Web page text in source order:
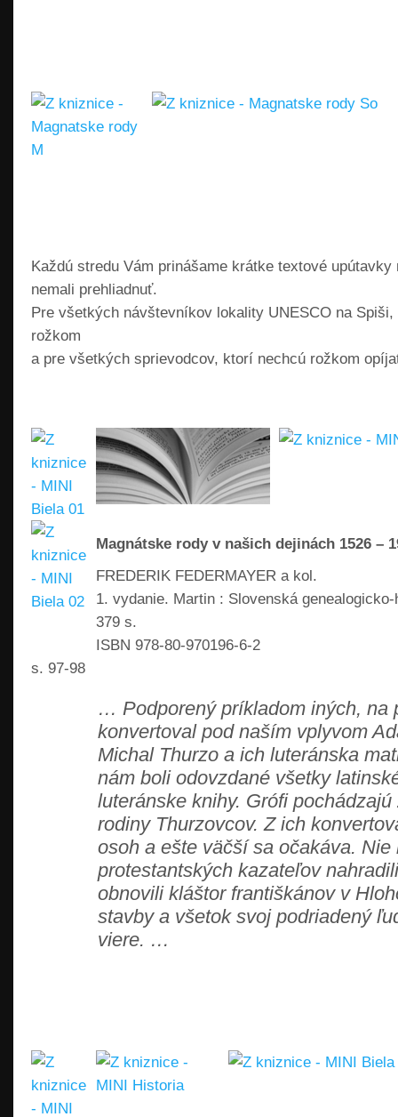
Každú stredu Vám prinášame krátke textové
nemali prehliadnuť.
Pre všetkých návštevníkov lokality UNESCO na
rožkom
a pre všetkých sprievodcov, ktorí nechcú rožkom
Magnátske rody v našich dejinách 1526 –
FREDERIK FEDERMAYER a kol.
1. vydanie. Martin : Slovenská
379 s.
ISBN 978-80-970196-6-2
s. 97-98
… Podporený príkladom iných, na
konvertoval pod naším vplyvom
Michal Thurzo a ich luteránska
nám boli odovzdané všetky
luteránske knihy. Grófi
rodiny Thurzovcov. Z ich
osoh a ešte väčší sa očakáva.
protestantských kazateľov
obnovili kláštor františkánov v
stavby a všetok svoj podriadený
viere. …